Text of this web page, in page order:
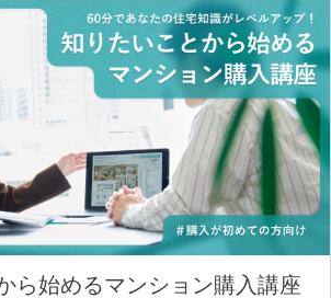
ら始めるマンション購入講座